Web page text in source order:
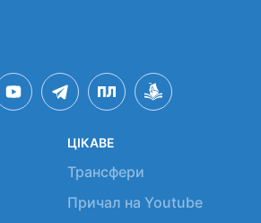
ЦІКАВЕ
Трансфери
Причал на Youtube